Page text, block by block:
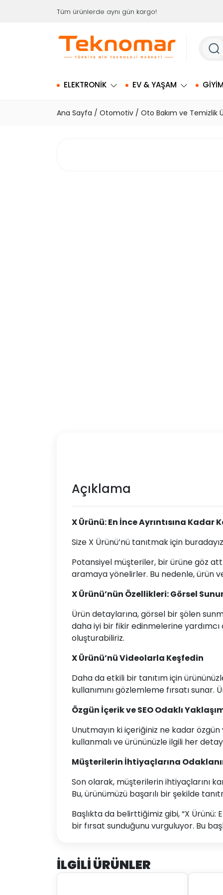
Tüm ürünlerde aynı gün kargo!
ELEKTRONIK EV & YAŞAM
Ana Sayfa / Otomotiv / Oto Bakım ve Temizlik
Açıklama
X Ürünü: En İnce Ayrıntısına Kadar
Size X Ürünü’nü tanıtmak için
Potansiyel müşteriler, bir ürüne göz
aramaya yönelirler. Bu nedenle, ürün
X Ürünü’nün Özellikleri: Görsel
Ürün detaylarına, görsel bir şölen
daha iyi bir fikir edinmelerine
oluşturabiliriz.
X Ürünü’nü Videolarla Keşfedin
Daha da etkili bir tanıtım için
kullanımını gözlemleme fırsatı sunar.
Özgün İçerik ve SEO Odaklı
Unutmayın ki içeriğiniz ne kadar
kullanmalı ve ürününüzle ilgili her
Müşterilerin İhtiyaçlarına
Son olarak, müşterilerin ihtiyaçlarını
Bu, ürünümüzü başarılı bir şekilde
Başlıkta da belirttiğimiz gibi, “X
bir fırsat sunduğunu vurguluyor. Bu
İLGILI ÜRÜNLER